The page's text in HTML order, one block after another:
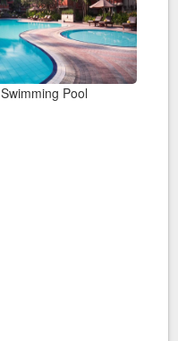
Swimming Pool